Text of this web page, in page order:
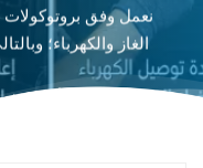
نعمل وفق
الغاز والكهرباء؛
كما نستخدم أدوات